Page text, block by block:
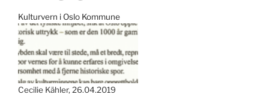
Kulturvern i Oslo Kommune
Cecilie Kähler 26.04.2019